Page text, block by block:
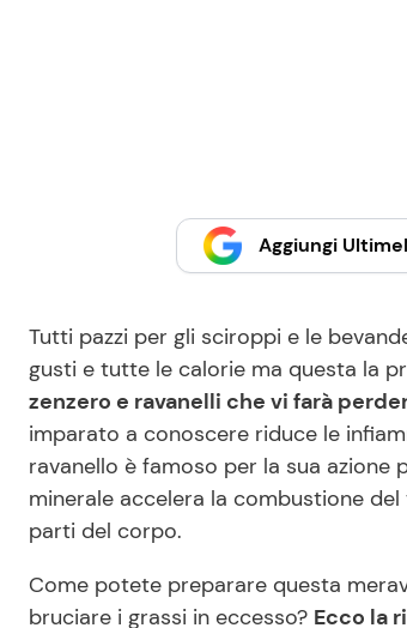
Aggiungi
Tutti pazzi per gli sciroppi e le
gusti e tutte le calorie ma questa la
zenzero e ravanelli che vi farà
imparato a conoscere riduce le
ravanello è famoso per la sua
minerale accelera la combustione
parti del corpo.
Come potete preparare questa
bruciare i grassi in eccesso? Ecco la